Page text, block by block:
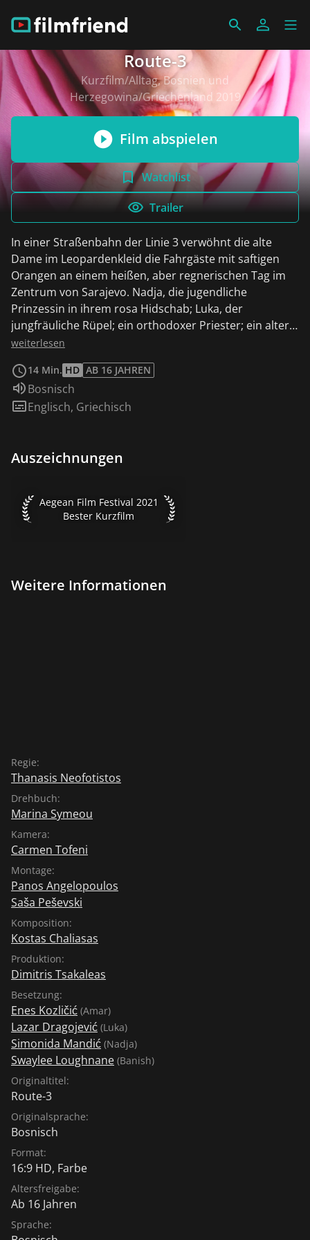
Route-3
Kurzfilm/Alltag, Bosnien und
Herzegowina/Griechenland 2019
Film abspielen
Watchlist
Trailer
In einer Straßenbahn der Linie 3 verwöhnt die alte
Dame im Leopardenkleid die Fahrgäste mit saftigen
Orangen an einem heißen, aber regnerischen Tag im
Zentrum von Sarajevo. Nadja, die jugendliche
Prinzessin in ihrem rosa Hidschab; Luka, der
jungfräuliche Rüpel; ein orthodoxer Priester; ein alter,
gruseliger Mann und viele, viele andere gewöhnliche
gemeinsam, außer einem saftigen Stück Orange. Alle
außer einem schüchternen, aber geilen Teenager
namens Amar.
weiterlesen
14 Min. HD AB 16 JAHREN
Sprache:
Bosnisch
Untertitel:
Englisch, Griechisch
Auszeichnungen
Aegean Film Festival 2021 Bester Kurzfilm
Aegean Film Festival 2021
Bester Kurzfilm
Weitere Informationen
Regie:
Thanasis Neofotistos
Drehbuch:
Marina Symeou
Kamera:
Carmen Tofeni
Montage:
Panos Angelopoulos
Saša Peševski
Komposition:
Kostas Chaliasas
Produktion:
Dimitris Tsakaleas
Besetzung:
Enes Kozličić (Amar)
Lazar Dragojević (Luka)
Simonida Mandić (Nadja)
Swaylee Loughnane (Banish)
Originaltitel:
Route-3
Originalsprache:
Bosnisch
Format:
16:9 HD, Farbe
Altersfreigabe:
Ab 16 Jahren
Sprache: